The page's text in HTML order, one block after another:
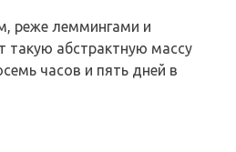
реже леммингами и
абстрактную массу
часов и пять дней в